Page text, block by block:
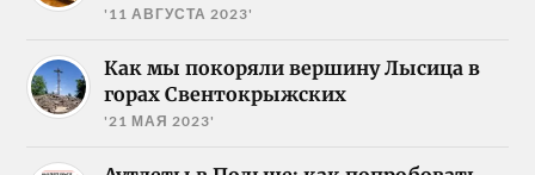
'11 АВГУСТА 2023'
Как мы покоряли вершину Лысица в
горах Свентокрыжских
'21 МАЯ 2023'